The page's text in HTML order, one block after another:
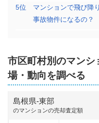
5位
マンションで飛び降
事故物件になるの？
市区町村別のマンシ
場・動向を調べる
島根県-東部
のマンションの売却査定額